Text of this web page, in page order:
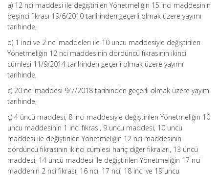
a) 12 nci maddesi ile değiştirilen Yönetmeliğin 15 inci maddesinin
beşinci fıkrası 19/6/2010 tarihinden geçerli olmak üzere yayımı
tarihinde,
b) 1 inci ve 2 nci maddeleri ile 10 uncu maddesiyle değiştirilen
Yönetmeliğin 12 nci maddesinin dördüncü fıkrasının ikinci
cümlesi 11/9/2014 tarihinden geçerli olmak üzere yayımı
tarihinde,
c) 20 nci maddesi 9/7/2018 tarihinden geçerli olmak üzere yayımı
tarihinde,
ç) 4 üncü maddesi, 8 inci maddesiyle değiştirilen Yönetmeliğin 10
uncu maddesinin 1 inci fıkrası, 9 uncu maddesi, 10 uncu
maddesi ile değiştirilen Yönetmeliğin 12 nci maddesinin
dördüncü fıkrasının ikinci cümlesi hariç diğer fıkraları, 13 üncü
maddesi, 14 üncü maddesi ile değiştirilen Yönetmeliğin 17 nci
maddenin 2 nci fıkrası, 16 ncı, 17 nci, 18 inci ve 19 uncu